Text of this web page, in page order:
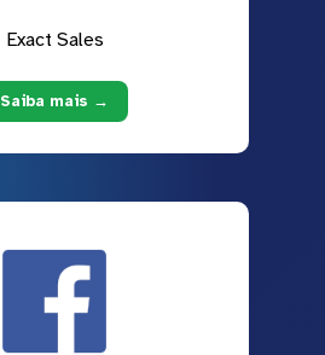
Exact Sales
Saiba mais →